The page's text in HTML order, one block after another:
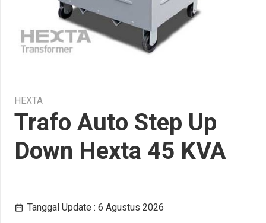
HEXTA
Trafo Auto Step Up
Down Hexta 45 KVA
date_range Tanggal Update :6 Agustus 2026